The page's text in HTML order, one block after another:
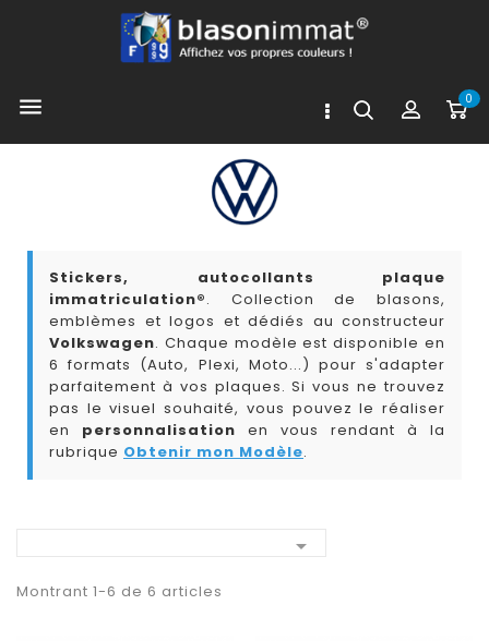
 0
Stickers, autocollants plaque
immatriculation®. Collection de blasons,
emblèmes et logos et dédiés au constructeur
Volkswagen. Chaque modèle est disponible en
6 formats (Auto, Plexi, Moto...) pour s'adapter
parfaitement à vos plaques. Si vous ne trouvez
pas le visuel souhaité, vous pouvez le réaliser
en personnalisation en vous rendant à la
rubrique Obtenir mon Modèle.

Montrant 1-6 de 6 articles